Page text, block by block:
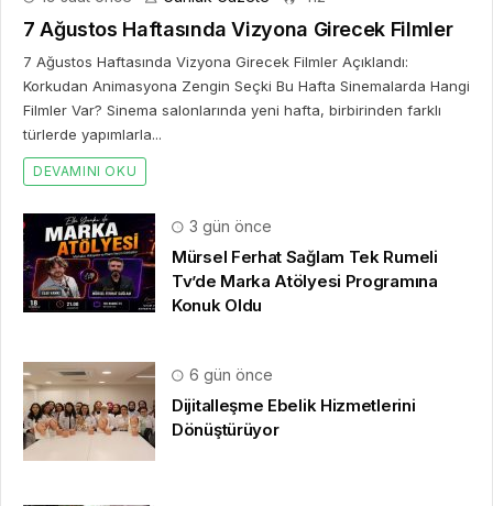
7 Ağustos Haftasında Vizyona Girecek Filmler
7 Ağustos Haftasında Vizyona Girecek Filmler Açıklandı:
Korkudan Animasyona Zengin Seçki Bu Hafta Sinemalarda Hangi
Filmler Var? Sinema salonlarında yeni hafta, birbirinden farklı
türlerde yapımlarla...
DEVAMINI OKU
3 gün önce
Mürsel Ferhat Sağlam Tek Rumeli
Tv’de Marka Atölyesi Programına
Konuk Oldu
6 gün önce
Dijitalleşme Ebelik Hizmetlerini
Dönüştürüyor